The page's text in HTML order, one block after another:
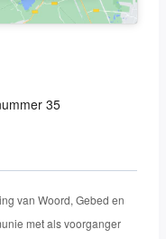
35
van Woord, Gebed en
met als voorganger